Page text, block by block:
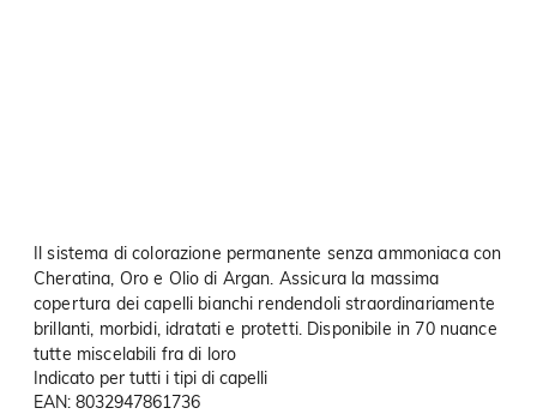
Il sistema di colorazione permanente senza ammoniaca con
Cheratina, Oro e Olio di Argan. Assicura la massima
copertura dei capelli bianchi rendendoli straordinariamente
brillanti, morbidi, idratati e protetti. Disponibile in 70 nuance
tutte miscelabili fra di loro
Indicato per tutti i tipi di capelli
EAN: 8032947861736